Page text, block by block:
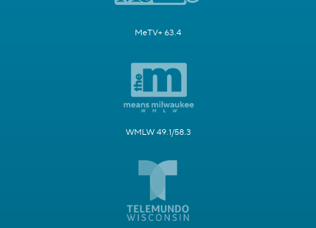
MeTV+ 63.4
WMLW 49.1/58.3